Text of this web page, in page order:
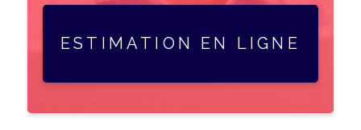
ESTIMATION EN LIGNE